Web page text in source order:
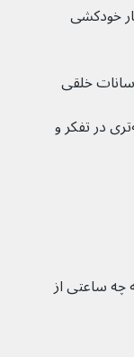
خودکشی
خلقی
با وخیم‌تر شدن بیماری، مشکلات قابل توجه‌تری در تفکر و
چه ساعتی از